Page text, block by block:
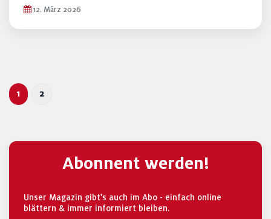
12. März 2026
1 2
Abonnent werden!
Unser Magazin gibt's auch im Abo - einfach online
blättern & immer informiert bleiben.